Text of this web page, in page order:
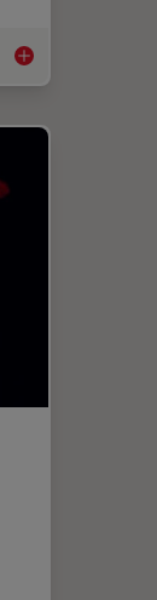
Burr Detection